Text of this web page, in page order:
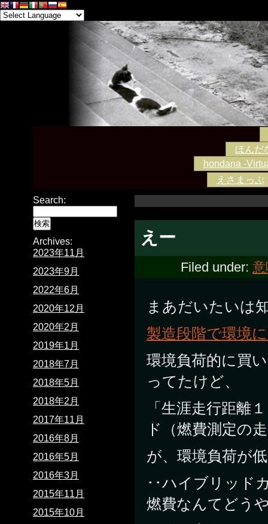
ほんだ
hondana -
えさまっぷ
えー
Filed under:
まあだいたいは
製造段階で環境
環境負荷的に買
ってたけど、
「生涯走行距離
ド（燃費測定の
が、環境負荷が
･･ハイブリッド
燃費なんてどう
Search:
Archives:
2023年11月
2023年9月
2022年6月
2020年12月
2020年2月
2019年1月
2018年7月
2018年5月
2018年2月
2017年11月
2016年8月
2016年5月
2016年3月
2015年11月
2015年10月